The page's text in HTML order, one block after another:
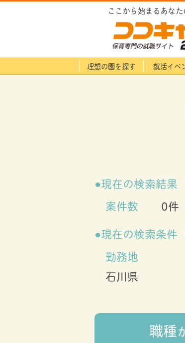
ここから始まるあなた
理想の園を探す 就活イベ
現在の検索結果
案件数
0件
現在の検索条件
勤務地
石川県
職種